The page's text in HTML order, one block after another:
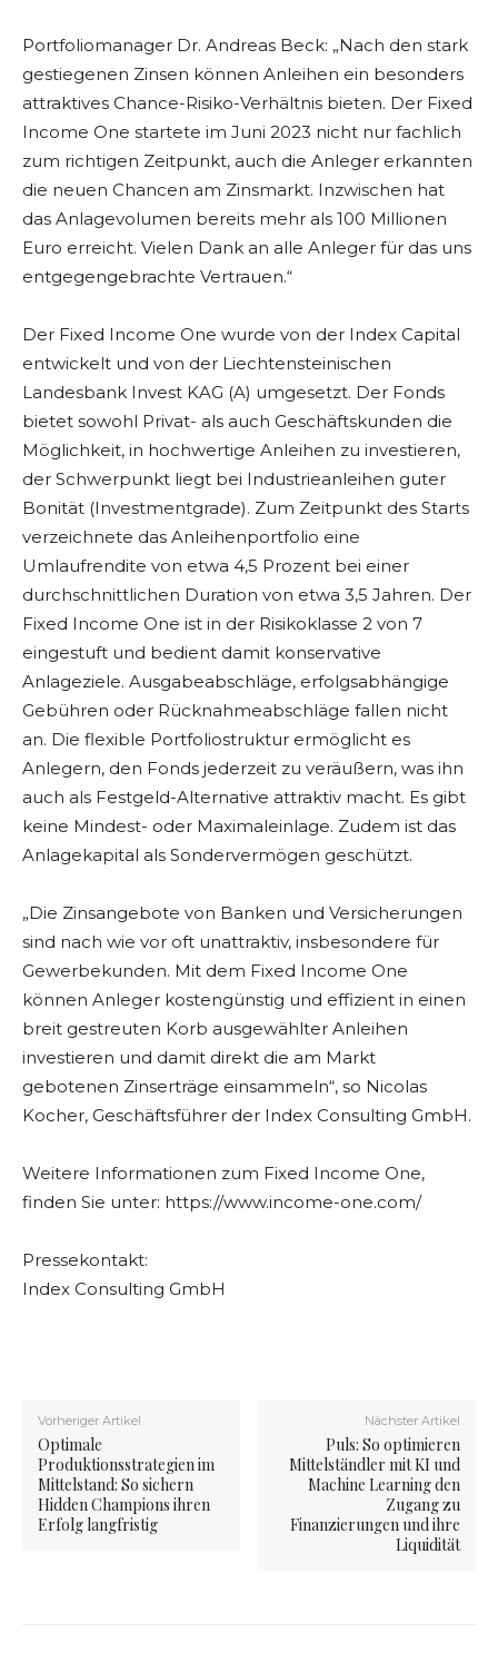
Portfoliomanager Dr. Andreas Beck: „Nach den stark
gestiegenen Zinsen können Anleihen ein besonders
attraktives Chance-Risiko-Verhältnis bieten. Der Fixed
Income One startete im Juni 2023 nicht nur fachlich
zum richtigen Zeitpunkt, auch die Anleger erkannten
die neuen Chancen am Zinsmarkt. Inzwischen hat
das Anlagevolumen bereits mehr als 100 Millionen
Euro erreicht. Vielen Dank an alle Anleger für das uns
entgegengebrachte Vertrauen.“
Der Fixed Income One wurde von der Index Capital
entwickelt und von der Liechtensteinischen
Landesbank Invest KAG (A) umgesetzt. Der Fonds
bietet sowohl Privat- als auch Geschäftskunden die
Möglichkeit, in hochwertige Anleihen zu investieren,
der Schwerpunkt liegt bei Industrieanleihen guter
Bonität (Investmentgrade). Zum Zeitpunkt des Starts
verzeichnete das Anleihenportfolio eine
Umlaufrendite von etwa 4,5 Prozent bei einer
durchschnittlichen Duration von etwa 3,5 Jahren. Der
Fixed Income One ist in der Risikoklasse 2 von 7
eingestuft und bedient damit konservative
Anlageziele. Ausgabeabschläge, erfolgsabhängige
Gebühren oder Rücknahmeabschläge fallen nicht
an. Die flexible Portfoliostruktur ermöglicht es
Anlegern, den Fonds jederzeit zu veräußern, was ihn
auch als Festgeld-Alternative attraktiv macht. Es gibt
keine Mindest- oder Maximaleinlage. Zudem ist das
Anlagekapital als Sondervermögen geschützt.
„Die Zinsangebote von Banken und Versicherungen
sind nach wie vor oft unattraktiv, insbesondere für
Gewerbekunden. Mit dem Fixed Income One
können Anleger kostengünstig und effizient in einen
breit gestreuten Korb ausgewählter Anleihen
investieren und damit direkt die am Markt
gebotenen Zinserträge einsammeln“, so Nicolas
Kocher, Geschäftsführer der Index Consulting GmbH.
Weitere Informationen zum Fixed Income One,
finden Sie unter: https://www.income-one.com/
Pressekontakt:
Index Consulting GmbH
Vorheriger Artikel
Optimale
Produktionsstrategien im
Mittelstand: So sichern
Hidden Champions ihren
Erfolg langfristig
Nächster Artikel
Puls: So optimieren
Mittelständler mit KI und
Machine Learning den
Zugang zu
Finanzierungen und ihre
Liquidität